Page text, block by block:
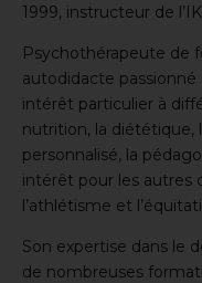
1999, instructeur de
Psychothérapeute de
autodidacte
intérêt particulier à
nutrition, la diététique,
personnalisé, la
intérêt pour les autres
l’athlétisme et
Son expertise dans le
de nombreuses